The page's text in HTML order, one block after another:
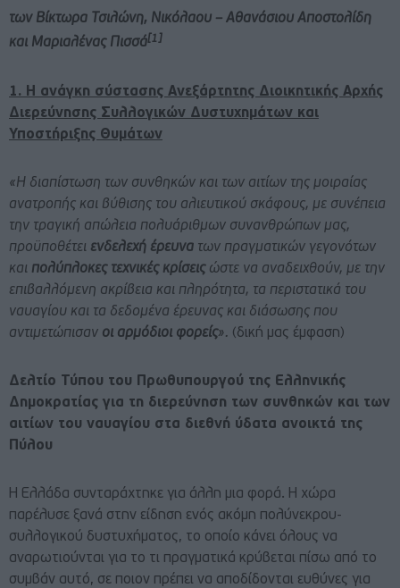
των Βίκτωρα Τσιλώνη, Νικόλαου – Αθανάσιου Αποστολίδη
και Μαριαλένας Πισσά[1]
1. Η ανάγκη σύστασης Ανεξάρτητης Διοικητικής Αρχής
Διερεύνησης Συλλογικών Δυστυχημάτων και
Υποστήριξης Θυμάτων
«Η διαπίστωση των συνθηκών και των αιτίων της μοιραίας
ανατροπής και βύθισης του αλιευτικού σκάφους, με συνέπεια
την τραγική απώλεια πολυάριθμων συνανθρώπων μας,
προϋποθέτει ενδελεχή έρευνα των πραγματικών γεγονότων
και πολύπλοκες τεχνικές κρίσειςώστε να αναδειχθούν, με την
επιβαλλόμενη ακρίβεια και πληρότητα, τα περιστατικά του
ναυαγίου και τα δεδομένα έρευνας και διάσωσης που
αντιμετώπισαν οι αρμόδιοι φορείς». (δική μας έμφαση)
Δελτίο Τύπου του Πρωθυπουργού της Ελληνικής
Δημοκρατίας για τη διερεύνηση των συνθηκών και των
αιτίων του ναυαγίου στα διεθνή ύδατα ανοικτά της
Πύλου
Η Ελλάδα συνταράχτηκε για άλλη μια φορά. Η χώρα
παρέλυσε ξανά στην είδηση ενός ακόμη πολύνεκρου-
συλλογικού δυστυχήματος, το οποίο κάνει όλους να
αναρωτιούνται για το τι πραγματικά κρύβεται πίσω από το
συμβάν αυτό, σε ποιον πρέπει να αποδίδονται ευθύνες για